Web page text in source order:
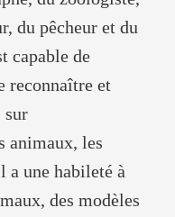
du pêcheur et du
capable de
reconnaître et
sur
animaux, les
a une habileté à
des modèles